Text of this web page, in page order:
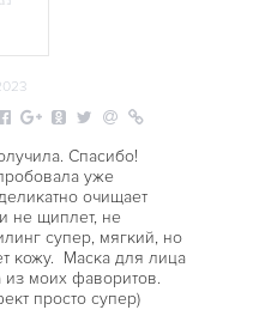
Спасибо!
уже
очищает
не щиплет, не
супер, мягкий, но
кожу. Маска для лица
моих фаворитов.
просто супер)